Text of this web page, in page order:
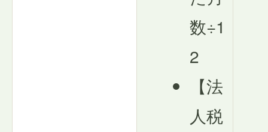
数÷1
2
【法
人税